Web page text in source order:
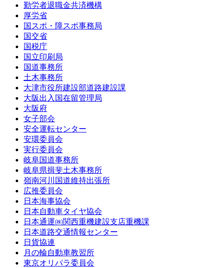
勤労者退職金共済機構
厚労省
国スポ・障スポ事務局
国交省
国税庁
国立印刷局
国道事務所
土木事務所
大津市役所建設部道路建設課
大阪出入国在留管理局
大阪府
女子部会
安全運転センター
安環委員会
実行委員会
岐阜国道事務所
岐阜県揖斐土木事務所
嶺南河川国道維持出張所
広推委員会
日本海事協会
日本自動車タイヤ協会
日本通運㈱関西重機建設支店重機課
日本道路交通情報センター
日貨協連
月の輪自動車教習所
東京オリパラ委員会